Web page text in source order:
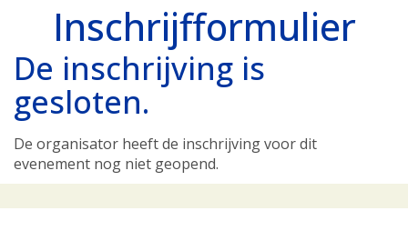
Inschrijfformulier
De inschrijving is
gesloten.
De organisator heeft de inschrijving voor dit
evenement nog niet geopend.